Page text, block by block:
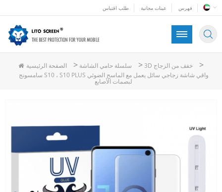
طلب اقتباس عينات مجانية فهرس
الصفحة الرئيسية > سلسلة حامي الشاشة > 3D خفف من الزجاج >
سامسونج S10 ، S10 PLUS واقي شاشة زجاجي سائل يعمل مع الماسح الضوئي
لبصمات الأصابع